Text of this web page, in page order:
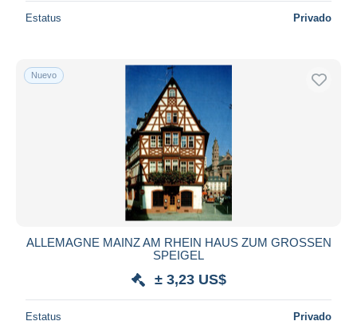
Estatus Privado
Nuevo
ALLEMAGNE MAINZ AM RHEIN HAUS ZUM GROSSEN
SPEIGEL
± 3,23 US$
Estatus Privado